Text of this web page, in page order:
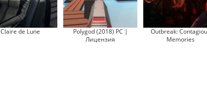
Claire de Lune
Polygod (2018) PC |
Лицензия
Outbreak:
Memories